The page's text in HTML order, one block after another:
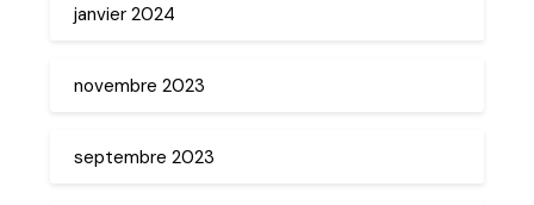
janvier 2024
novembre 2023
septembre 2023